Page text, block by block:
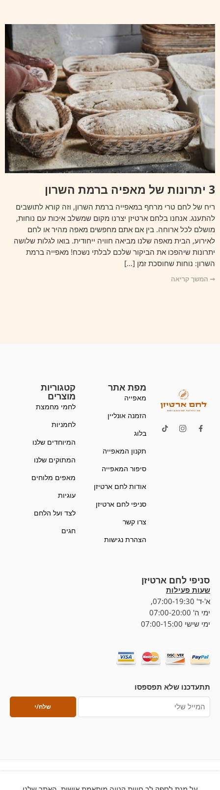
3 יתרונות של מאפיה ברמת השרון
ריח של לחם טרי מרחף במאפייה ברמת השרון, וזה קורא לתושבים
להתענג. אנחנו בלחם ארטיזן יצרנו מקום שמשלב איכות עם נוחות,
מושלם לכל ארוחה. בין אם אתם מחפשים מאפה מהיר או לחם
לאירוע, הבית מאפה שלנו מביאה חוויה ייחודית. בואו לגלות שלושה
יתרונות שיהפכו את הביקור שלכם לבלתי נשכח! מאפייה ברמת
השרון: נוחות שחוסכת זמן […]
➞ המשך קריאה
מפת אתר
מאפייה
הזמנה אונליין
בלוג
תקנון המאפייה
סיפור המאפייה
אודות לחם ארטיזן
סניפי לחם ארטיזן
צרו קשר
הצהרת נגישות
קטגוריות
מוצרים
לחמי מחמצת
לחמניות
המיוחדים שלנו
המתוקים שלנו
מאפים מלוחים
עוגיות
לצד ועל הלחם
חגים
סניפי לחם ארטיזן
שעות פעילות
א'-ד' 07:00-19:30,
ימי ה' 07:00-20:00
ימי שישי 07:00-15:00
תתעדכנו שלא תפספסו